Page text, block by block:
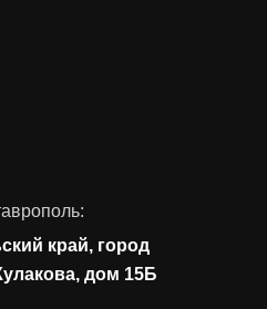
край, город
дом 15Б